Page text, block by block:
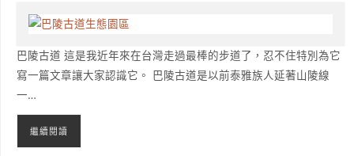
巴陵古道 這是我近年來在台灣走過最棒的步道了，忍不住特別為它
寫一篇文章讓大家認識它。 巴陵古道是以前泰雅族人延著山陵線
一…
繼續閱讀